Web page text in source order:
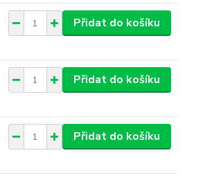
Přidat do košíku
Přidat do košíku
Přidat do košíku